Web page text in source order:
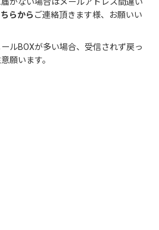
らから ご連絡頂きます様、お願いい
ルBOXが多い場合、受信されず戻っ
願います。